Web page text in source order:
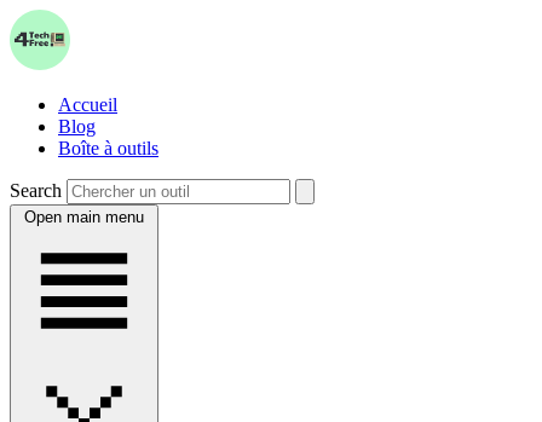
Accueil
Blog
Boîte à outils
Search
Open main menu